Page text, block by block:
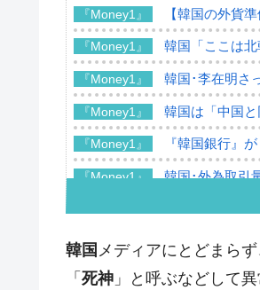
『Money1』 【韓国の外貨
『Money1』 韓国「ここは
『Money1』 韓国･李在明さ
『Money1』 韓国は「中国と
『Money1』 『韓国銀行』
『Money1』 韓国･外為取引
『Money1』
韓国大統領府
壟断
韓国 メディアにとどまら
「 死神 」と呼ぶなどして